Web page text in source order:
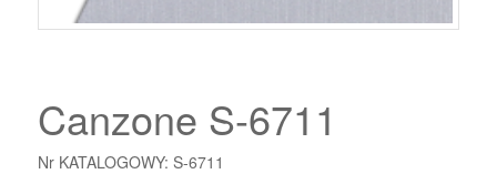
Canzone S-6711
Nr KATALOGOWY: S-6711